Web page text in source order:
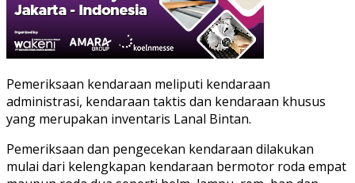
Pemeriksaan kendaraan meliputi kendaraan
administrasi, kendaraan taktis dan kendaraan khusus
yang merupakan inventaris Lanal Bintan.
Pemeriksaan dan pengecekan kendaraan dilakukan
mulai dari kelengkapan kendaraan bermotor roda empat